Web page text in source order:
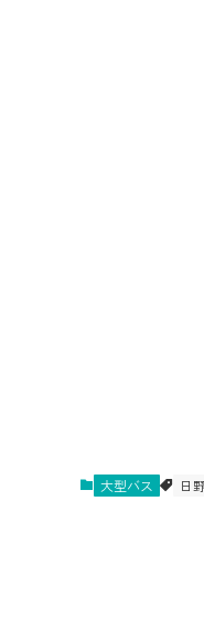
大型バス 日